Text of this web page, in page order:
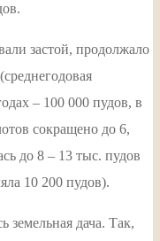
застой, продолжало
– 100 000 пудов, в
сокращено до 6,
до 8 – 13 тыс. пудов
10 200 пудов).
земельная дача. Так,